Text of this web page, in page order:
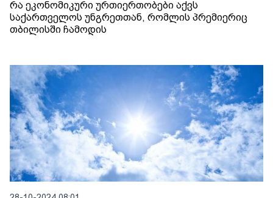
რა ეკონომიკური ურთიერთობები აქვს
საქართველოს უნგრეთთან, რომლის პრემიერიც
თბილისში ჩამოდის